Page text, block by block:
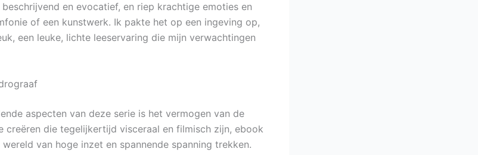
en evocatief, en riep krachtige emoties en
of een kunstwerk. Ik pakte het op een ingeving op,
een leuke, lichte leeservaring die mijn verwachtingen
aspecten van deze serie is het vermogen van de
creëren die tegelijkertijd visceraal en filmisch zijn, ebook
van hoge inzet en spannende spanning trekken.